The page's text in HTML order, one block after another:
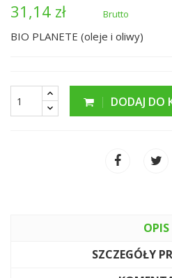
31,14 zł
Brutto
BIO PLANETE (oleje i oliwy)
DODAJ DO
OPIS
SZCZEGÓŁY